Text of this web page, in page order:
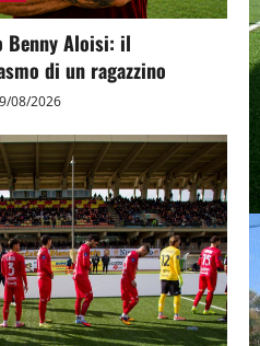
Benny Aloisi: il
di un ragazzino
08/2026